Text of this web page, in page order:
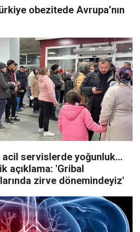
obezitede Avrupa’nın
servislerde yoğunluk...
açıklama: 'Gribal
zirve dönemindeyiz'